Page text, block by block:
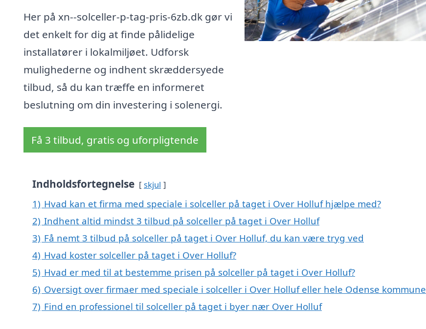
Her på xn--solceller-p-tag-pris-6zb.dk gør vi
det enkelt for dig at finde pålidelige
installatører i lokalmiljøet. Udforsk
mulighederne og indhent skræddersyede
tilbud, så du kan træffe en informeret
beslutning om din investering i solenergi.
Få 3 tilbud, gratis og uforpligtende
Indholdsfortegnelse skjul
1) Hvad kan et firma med speciale i solceller på taget i Over Holluf hjælpe med?
2) Indhent altid mindst 3 tilbud på solceller på taget i Over Holluf
3) Få nemt 3 tilbud på solceller på taget i Over Holluf, du kan være tryg ved
4) Hvad koster solceller på taget i Over Holluf?
5) Hvad er med til at bestemme prisen på solceller på taget i Over Holluf?
6) Oversigt over firmaer med speciale i solceller i Over Holluf eller hele Odense kommune
7) Find en professionel til solceller på taget i byer nær Over Holluf